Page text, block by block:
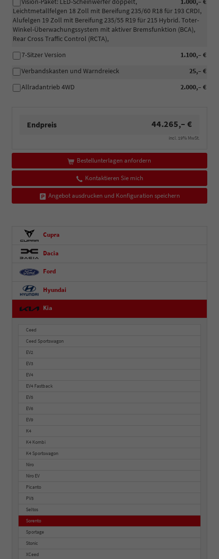
Leichtmetallfelgen 18 Zoll mit Bereifung 235/60 R18 für 193 CRDI,
Alufelgen 19 Zoll mit Bereifung 235/55 R19 für 215 Hybrid. Toter-
Winkel-Überwachungssystem mit aktiver Bremsfunktion (BCA),
Rear Cross Traffic Control (RCTA),
1.100,– €
7-Sitzer Version
25,– €
Verbandskasten und Warndreieck
2.000,– €
Allradantrieb 4WD
Endpreis 44.265,– €
incl. 19% MwSt.
Bestellunterlagen anfordern
Kontaktieren Sie mich
Angebot ausdrucken und Konfiguration speichern
Cupra
Dacia
Ford
Hyundai
Kia
Ceed
Ceed Sportswagon
EV2
EV3
EV4
EV4 Fastback
EV5
EV6
EV9
K4
K4 Kombi
K4 Sportswagon
Niro
Niro EV
Picanto
PV5
Seltos
Sorento
Sportage
Stonic
XCeed